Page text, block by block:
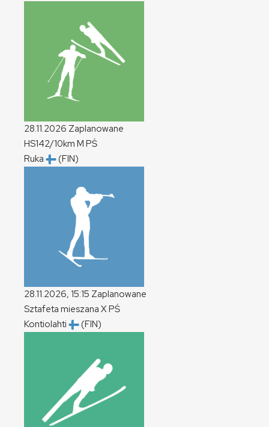
28.11.2026 Zaplanowane
HS142/10km M PŚ
Ruka
(FIN)
28.11.2026, 15:15 Zaplanowane
Sztafeta mieszana XPŚ
Kontiolahti
(FIN)